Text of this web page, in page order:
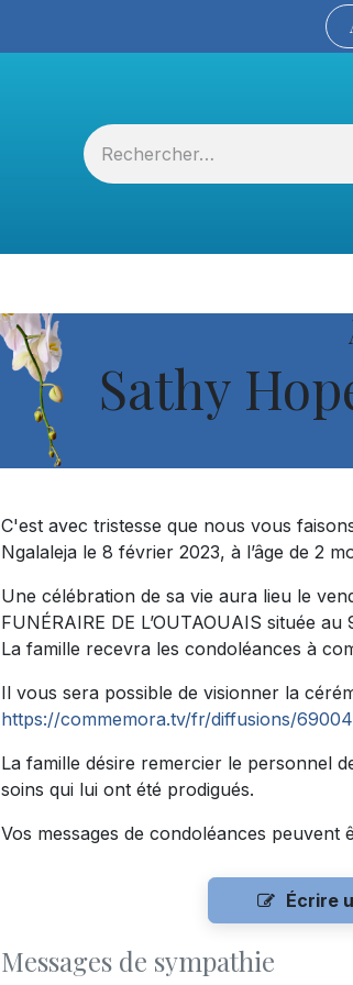
Sathy
C'est avec tristesse que nous vous
Ngalaleja le 8 février 2023, à l’âge de 2
Une célébration de sa vie aura lieu le
FUNÉRAIRE DE L’OUTAOUAIS située
La famille recevra les condoléances à
Il vous sera possible de visionner la
https://commemora.tv/fr/diffusions/69004
La famille désire remercier le personnel
soins qui lui ont été prodigués.
Vos messages de condoléances peuvent
Écrire
Messages de sympathie